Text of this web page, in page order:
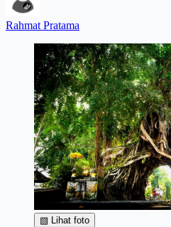
Rahmat Pratama
▧ Lihat foto